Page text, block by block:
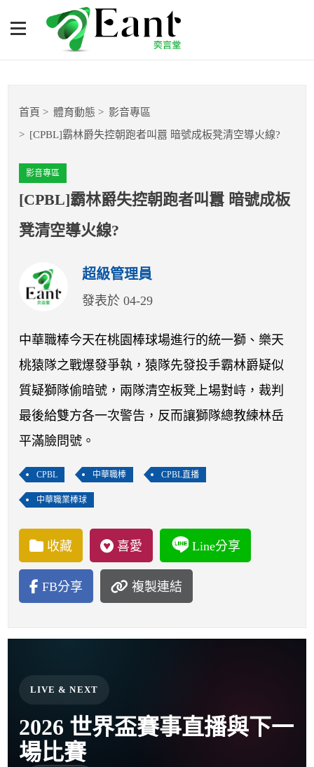
[CPBL]霸林爵失控朝跑者叫
囂 暗號成板凳清空導火線?
籃球
球隊數據
運彩報報
明星分析師
首頁 體育動態 影音專區
[CPBL]霸林爵失控朝跑者叫囂 暗號成板凳清空導火線?
影音專區
[CPBL]霸林爵失控朝跑者叫囂 暗號成板
凳清空導火線?
超級管理員
發表於 04-29
中華職棒今天在桃園棒球場進行的統一獅、樂天
桃猿隊之戰爆發爭執，猿隊先發投手霸林爵疑似
質疑獅隊偷暗號，兩隊清空板凳上場對峙，裁判
最後給雙方各一次警告，反而讓獅隊總教練林岳
平滿臉問號。
CPBL 中華職棒 CPBL直播
中華職業棒球
收藏 喜愛 Line分享
FB分享 複製連結
LIVE & NEXT
2026 世界盃賽事直播與下一
場比賽